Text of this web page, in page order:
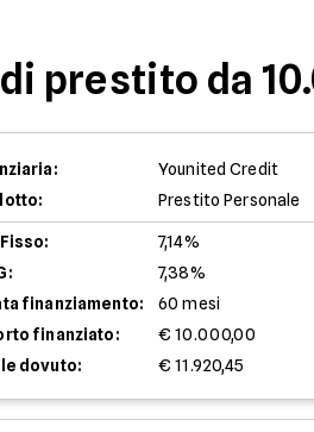
prestito da
Younited Credit
Prestito Personale
7,14%
7,38%
finanziamento:
60 mesi
finanziato:
€ 10.000,00
dovuto:
€ 11.920,45